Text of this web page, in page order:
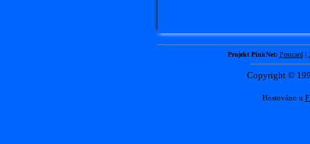
Projekt PinkNet: Postcard|
Copyright ©
Hostováno u